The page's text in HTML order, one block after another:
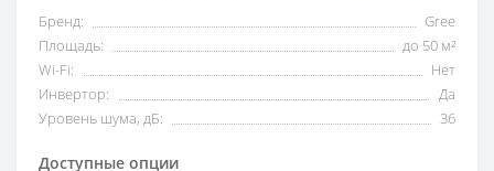
Бренд:
Gree
Площадь:
до 50 м²
Wi-Fi:
Нет
Инвертор:
Да
Уровень шума, дБ:
36
Доступные опции